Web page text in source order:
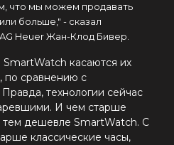
что мы можем продавать
больше," - сказал
Heuer Жан-Клод Бивер.
SmartWatch касаются их
по сравнению с
технологии сейчас
И чем старше
тем дешевле SmartWatch. С
классические часы,